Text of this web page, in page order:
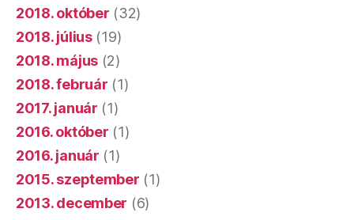
2018. október (32)
2018. július(19)
2018. május (2)
2018. február (1)
2017. január (1)
2016. október (1)
2016. január (1)
2015. szeptember (1)
2013. december (6)